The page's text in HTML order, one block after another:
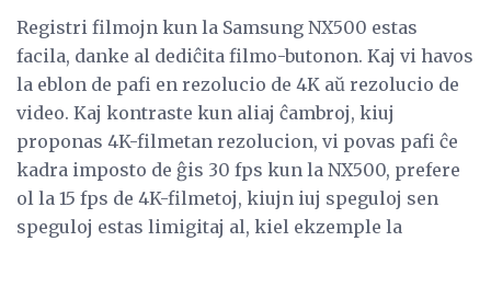
Registri filmojn kun la Samsung NX500 estas
facila, danke al dediĉita filmo-butonon. Kaj vi havos
la eblon de pafi en rezolucio de 4K aŭ rezolucio de
video. Kaj kontraste kun aliaj ĉambroj, kiuj
proponas 4K-filmetan rezolucion, vi povas pafi ĉe
kadra imposto de ĝis 30 fps kun la NX500, prefere
ol la 15 fps de 4K-filmetoj, kiujn iuj speguloj sen
speguloj estas limigitaj al, kiel ekzemple la